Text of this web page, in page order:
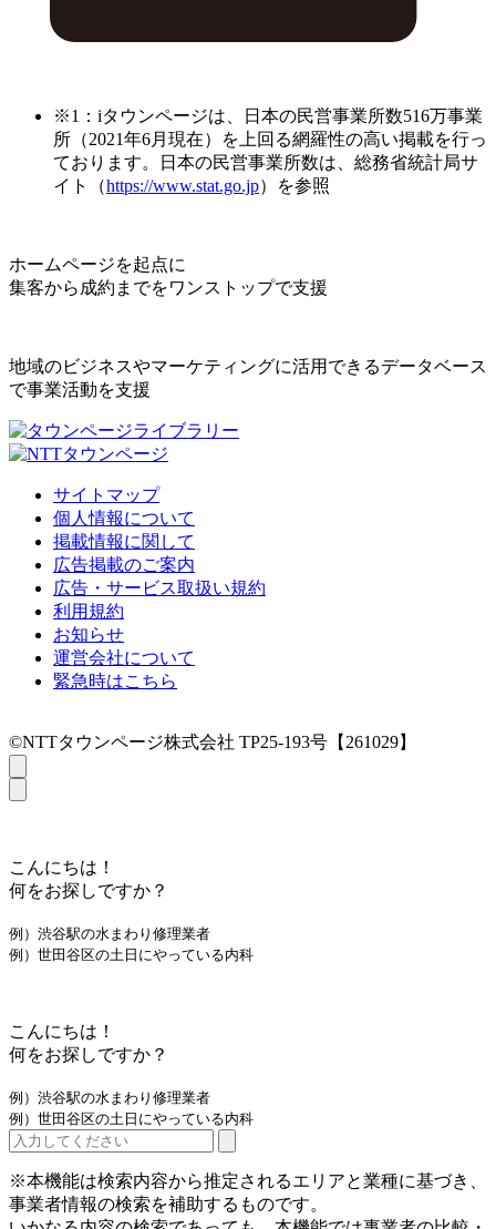
※1：iタウンページは、日本の民営事業所数516万事業
所（2021年6月現在）を上回る網羅性の高い掲載を行っ
ております。日本の民営事業所数は、総務省統計局サ
イト（https://www.stat.go.jp）を参照
ホームページを起点に
集客から成約までをワンストップで支援
地域のビジネスやマーケティングに活用できるデータベース
で事業活動を支援
サイトマップ
個人情報について
掲載情報に関して
広告掲載のご案内
広告・サービス取扱い規約
利用規約
お知らせ
運営会社について
緊急時はこちら
©NTTタウンページ株式会社 TP25-193号【261029】
こんにちは！
何をお探しですか？
例）渋谷駅の水まわり修理業者
例）世田谷区の土日にやっている内科
こんにちは！
何をお探しですか？
例）渋谷駅の水まわり修理業者
例）世田谷区の土日にやっている内科
※本機能は検索内容から推定されるエリアと業種に基づき、
事業者情報の検索を補助するものです。